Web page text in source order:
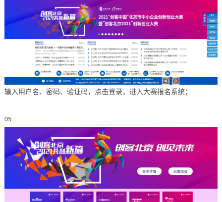
输入用户名、密码、验证码，点击登录，进入大赛报名系统；
05